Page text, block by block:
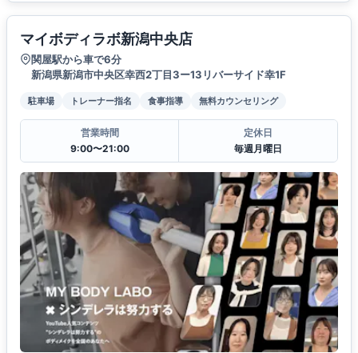
マイボディラボ新潟中央店
関屋駅から車で6分
新潟県新潟市中央区幸西2丁目3ー13リバーサイド幸1F
駐車場 トレーナー指名 食事指導 無料カウンセリング
営業時間
9:00〜21:00
定休日
毎週月曜日